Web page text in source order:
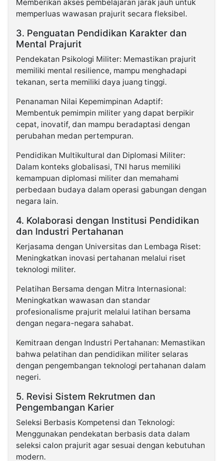
Memberikan akses pembelajaran jarak jauh untuk
memperluas wawasan prajurit secara fleksibel.
3. Penguatan Pendidikan Karakter dan
Mental Prajurit
Pendekatan Psikologi Militer: Memastikan prajurit
memiliki mental resilience, mampu menghadapi
tekanan, serta memiliki daya juang tinggi.
Penanaman Nilai Kepemimpinan Adaptif:
Membentuk pemimpin militer yang dapat berpikir
cepat, inovatif, dan mampu beradaptasi dengan
perubahan medan pertempuran.
Pendidikan Multikultural dan Diplomasi Militer:
Dalam konteks globalisasi, TNI harus memiliki
kemampuan diplomasi militer dan memahami
perbedaan budaya dalam operasi gabungan dengan
negara lain.
4. Kolaborasi dengan Institusi Pendidikan
dan Industri Pertahanan
Kerjasama dengan Universitas dan Lembaga Riset:
Meningkatkan inovasi pertahanan melalui riset
teknologi militer.
Pelatihan Bersama dengan Mitra Internasional:
Meningkatkan wawasan dan standar
profesionalisme prajurit melalui latihan bersama
dengan negara-negara sahabat.
Kemitraan dengan Industri Pertahanan: Memastikan
bahwa pelatihan dan pendidikan militer selaras
dengan pengembangan teknologi pertahanan dalam
negeri.
5. Revisi Sistem Rekrutmen dan
Pengembangan Karier
Seleksi Berbasis Kompetensi dan Teknologi:
Menggunakan pendekatan berbasis data dalam
seleksi calon prajurit agar sesuai dengan kebutuhan
modern.